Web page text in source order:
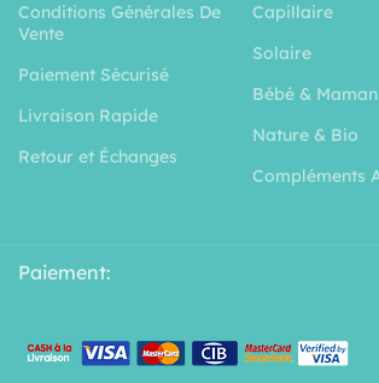
Conditions Générales De
Vente
Paiement Sécurisé
Livraison Rapide
Retour et Échanges
Capillaire
Solaire
Bébé & Maman
Nature & Bio
Compléments
Paiement: